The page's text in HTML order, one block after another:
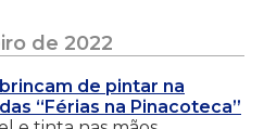
de 2022
de pintar na
“Férias na Pinacoteca”